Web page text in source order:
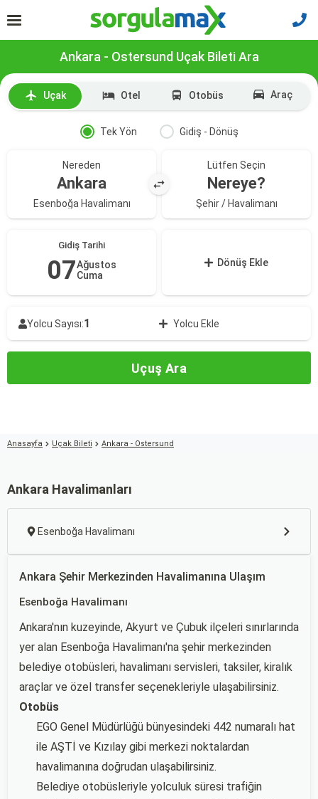
Ankara - Ostersund Uçak Bileti Ara
Uçak Otel Otobüs Araç
Tek Yön Gidiş - Dönüş
Nereden
Ankara
Esenboğa Havalimanı
Lütfen Seçin
Nereye?
Şehir / Havalimanı
Gidiş Tarihi
07Ağustos
Cuma
Dönüş Ekle
Yolcu Sayısı:1 Yolcu Ekle
Uçuş Ara
Anasayfa Uçak Bileti Ankara - Ostersund
Ankara Havalimanları
Esenboğa Havalimanı
Ankara Şehir Merkezinden Havalimanına Ulaşım
Esenboğa Havalimanı
Ankara'nın kuzeyinde, Akyurt ve Çubuk ilçeleri sınırlarında
yer alan Esenboğa Havalimanı'na şehir merkezinden
belediye otobüsleri, havalimanı servisleri, taksiler, kiralık
araçlar ve özel transfer seçenekleriyle ulaşabilirsiniz.
Otobüs
EGO Genel Müdürlüğü bünyesindeki 442 numaralı hat
ile AŞTİ ve Kızılay gibi merkezi noktalardan
havalimanına doğrudan ulaşabilirsiniz.
Belediye otobüsleriyle yolculuk süresi trafiğin